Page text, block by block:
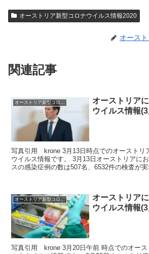
オーストリア新型コロナウイルス情報2020
オース
関連記事
オーストリア新型コロナウイルス情報2020
オーストリア
ウイルス情報
写真引用 krone 3月13日時点でのオーストリ
ウイルス情報です。 3月13日オーストリアに
スの感染症例の数は507名、6532件の検査が
オーストリア新型コロナウイルス情報2020
オーストリア
ウイルス情報
写真引用 krone 3月20日午前 時点でのオース